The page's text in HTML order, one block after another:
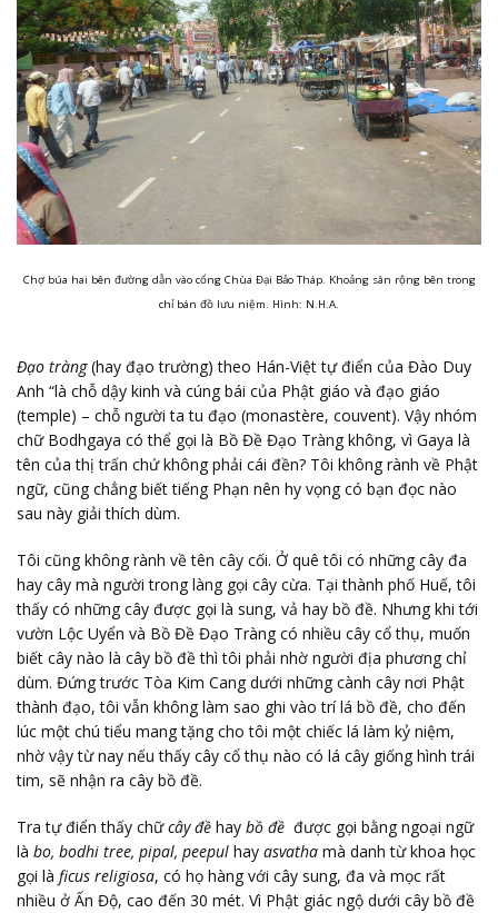
Chợ búa hai bên đường dẫn vào cổng Chùa Đại Bảo Tháp. Khoảng sân rộng bên trong
chỉ bán đồ lưu niệm. Hình: N.H.A.
Đạo tràng(hay đạo trường) theo Hán-Việt tự điển của Đào Duy
Anh “là chỗ dậy kinh và cúng bái của Phật giáo và đạo giáo
(temple) – chỗ người ta tu đạo (monastère, couvent). Vậy nhóm
chữ Bodhgaya có thể gọi là Bồ Đề Đạo Tràng không, vì Gaya là
tên của thị trấn chứ không phải cái đền? Tôi không rành về Phật
ngữ, cũng chẳng biết tiếng Phạn nên hy vọng có bạn đọc nào
sau này giải thích dùm.
Tôi cũng không rành về tên cây cối. Ở quê tôi có những cây đa
hay cây mà người trong làng gọi cây cừa. Tại thành phố Huế, tôi
thấy có những cây được gọi là sung, vả hay bồ đề. Nhưng khi tới
vườn Lộc Uyển và Bồ Đề Đạo Tràng có nhiều cây cổ thụ, muốn
biết cây nào là cây bồ đề thì tôi phải nhờ người địa phương chỉ
dùm. Đứng trước Tòa Kim Cang dưới những cành cây nơi Phật
thành đạo, tôi vẫn không làm sao ghi vào trí lá bồ đề, cho đến
lúc một chú tiểu mang tặng cho tôi một chiếc lá làm kỷ niệm,
nhờ vậy từ nay nếu thấy cây cổ thụ nào có lá cây giống hình trái
tim, sẽ nhận ra cây bồ đề.
Tra tự điển thấy chữcây đề hay bồ đề được gọi bằng ngoại ngữ
là bo, bodhi tree, pipal, peepul hay asvatha mà danh từ khoa học
gọi là ficus religiosa, có họ hàng với cây sung, đa và mọc rất
nhiều ở Ấn Độ, cao đến 30 mét. Vì Phật giác ngộ dưới cây bồ đề